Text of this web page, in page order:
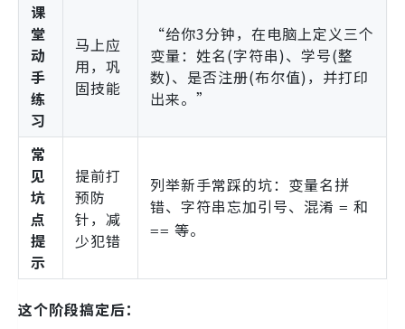
课
堂
动
手
练
习
马上应
用，巩
固技能
“给你3分钟，在电脑上定义三个
变量：姓名(字符串)、学号(整
数)、是否注册(布尔值)，并打印
出来。”
常
见
坑
点
提
示
提前打
预防
针，减
少犯错
列举新手常踩的坑：变量名拼
错、字符串忘加引号、混淆 = 和
== 等。
这个阶段搞定后：